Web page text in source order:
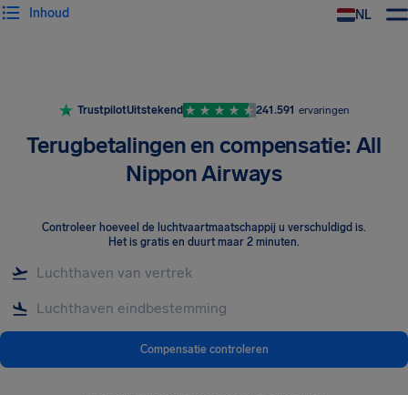
NL
Inhoud
TrustpilotUitstekend 241.591 ervaringen
Terugbetalingen en compensatie: All
Nippon Airways
Controleer hoeveel de luchtvaartmaatschappij u verschuldigd is.
Het is gratis en duurt maar 2 minuten.
Compensatie controleren